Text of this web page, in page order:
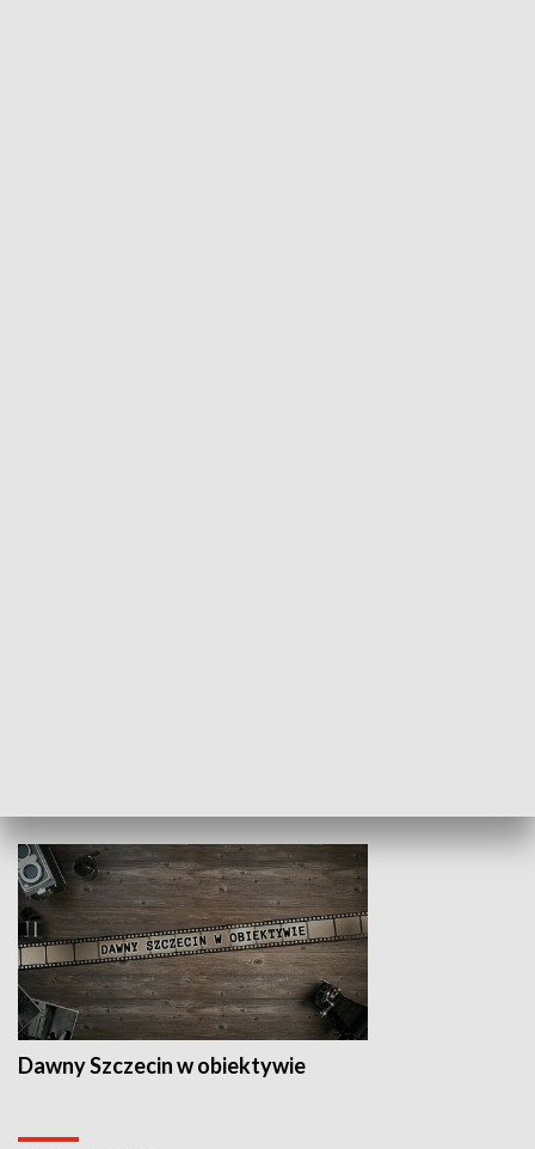
Dawny Szczecin w obiektywie